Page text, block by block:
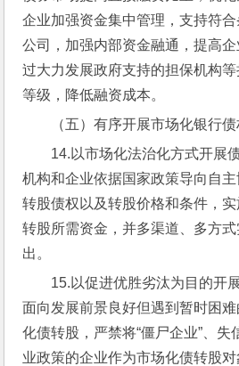
企业加强资金集中管理，支持符
公司，加强内部资金融通，提高
过大力发展政府支持的担保机构
等级，降低融资成本。
（五）有序开展市场化银行债
14.以市场化法治化方式开展
机构和企业依据国家政策导向自主
转股债权以及转股价格和条件，
转股所需资金，并多渠道、多方
出。
15.以促进优胜劣汰为目的开
面向发展前景良好但遇到暂时困
化债转股，严禁将“僵尸企业”、
业政策的企业作为市场化债转股对